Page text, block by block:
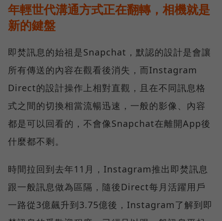
年輕世代溝通方式正在翻轉，相機就是
新的鍵盤
即焚訊息的始祖是Snapchat，默認的設計是會讓
所有傳送的內容在觀看後消失，而Instagram
Direct的設計操作上相對直觀，且在不同訊息格
式之間的切換相當流暢迅速，一般的影像、內容
都是可以回看的，不會像Snapchat在離開App後
什麼都不剩。
時間拉回到去年11月，Instagram推出即焚訊息
跟一般訊息做為區隔，隨後Direct每月活躍用戶
一路從3億飆升到3.75億後，Instagram了解到即